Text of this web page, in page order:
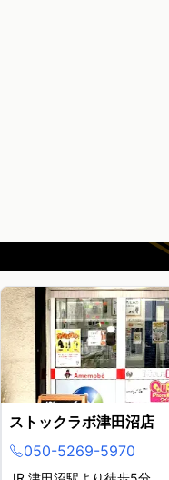
ストックラボ津田沼店
050-5269-5970